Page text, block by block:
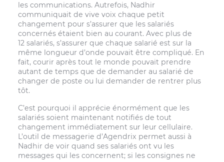
les communications. Autrefois, Nadhir
communiquait de vive voix chaque petit
changement pour s’assurer que les salariés
concernés étaient bien au courant. Avec plus de
12 salariés, s’assurer que chaque salarié est sur la
même longueur d’onde pouvait être compliqué. En
fait, courir après tout le monde pouvait prendre
autant de temps que de demander au salarié de
changer de poste ou lui demander de rentrer plus
tôt.
C’est pourquoi il apprécie énormément que les
salariés soient maintenant notifiés de tout
changement immédiatement sur leur cellulaire.
L’outil de messagerie d’Agendrix permet aussi à
Nadhir de voir quand ses salariés ont vu les
messages qui les concernent; si les consignes ne